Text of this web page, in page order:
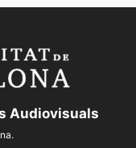
Audiovisuals